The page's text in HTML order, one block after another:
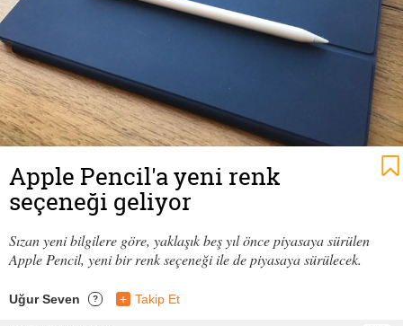
Apple Pencil'a yeni renk
seçeneği geliyor
Sızan yeni bilgilere göre, yaklaşık beş yıl önce piyasaya sürülen
Apple Pencil, yeni bir renk seçeneği ile de piyasaya sürülecek.
Uğur Seven ? + Takip Et